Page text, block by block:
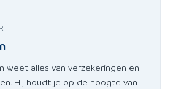
weet alles van verzekeringen en
Hij houdt je op de hoogte van